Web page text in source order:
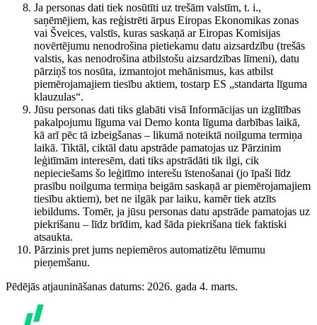
Ja personas dati tiek nosūtīti uz trešām valstīm, t. i.,
saņēmējiem, kas reģistrēti ārpus Eiropas Ekonomikas zonas
vai Šveices, valstīs, kuras saskaņā ar Eiropas Komisijas
novērtējumu nenodrošina pietiekamu datu aizsardzību (trešās
valstis, kas nenodrošina atbilstošu aizsardzības līmeni), datu
pārziņš tos nosūta, izmantojot mehānismus, kas atbilst
piemērojamajiem tiesību aktiem, tostarp ES „standarta līguma
klauzulas“.
Jūsu personas dati tiks glabāti visā Informācijas un izglītības
pakalpojumu līguma vai Demo konta līguma darbības laikā,
kā arī pēc tā izbeigšanas – likumā noteiktā noilguma termiņa
laikā. Tiktāl, ciktāl datu apstrāde pamatojas uz Pārzinim
leģitīmām interesēm, dati tiks apstrādāti tik ilgi, cik
nepieciešams šo leģitīmo interešu īstenošanai (jo īpaši līdz
prasību noilguma termiņa beigām saskaņā ar piemērojamajiem
tiesību aktiem), bet ne ilgāk par laiku, kamēr tiek atzīts
iebildums. Tomēr, ja jūsu personas datu apstrāde pamatojas uz
piekrišanu – līdz brīdim, kad šāda piekrišana tiek faktiski
atsaukta.
Pārzinis pret jums nepiemēros automatizētu lēmumu
pieņemšanu.
Pēdējās atjaunināšanas datums: 2026. gada 4. marts.